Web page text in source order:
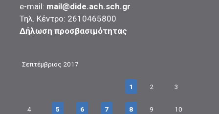
e-mail: mail@dide.ach.sch.gr
Τηλ. Κέντρο: 2610465800
Δήλωση προσβασιμότητας
Σεπτέμβριος 2017
1 2 3
4 5 6 7 8 9 10